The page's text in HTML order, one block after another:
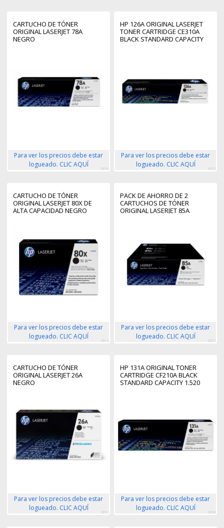
CARTUCHO DE TÓNER
ORIGINAL LASERJET 78A
NEGRO
Para ver los precios debe estar
logueado. CLIC AQUÍ
3910
HP 126A ORIGINAL LASERJET
TONER CARTRIDGE CE310A
BLACK STANDARD CAPACITY
Para ver los precios debe estar
logueado. CLIC AQUÍ
4102
CARTUCHO DE TÓNER
ORIGINAL LASERJET 80X DE
ALTA CAPACIDAD NEGRO
Para ver los precios debe estar
logueado. CLIC AQUÍ
3912
PACK DE AHORRO DE 2
CARTUCHOS DE TÓNER
ORIGINAL LASERJET 85A
Para ver los precios debe estar
logueado. CLIC AQUÍ
3927
CARTUCHO DE TÓNER
ORIGINAL LASERJET 26A
NEGRO
Para ver los precios debe estar
logueado. CLIC AQUÍ
3951
HP 131A ORIGINAL TONER
CARTRIDGE CF210A BLACK
STANDARD CAPACITY 1.520
Para ver los precios debe estar
logueado. CLIC AQUÍ
3968